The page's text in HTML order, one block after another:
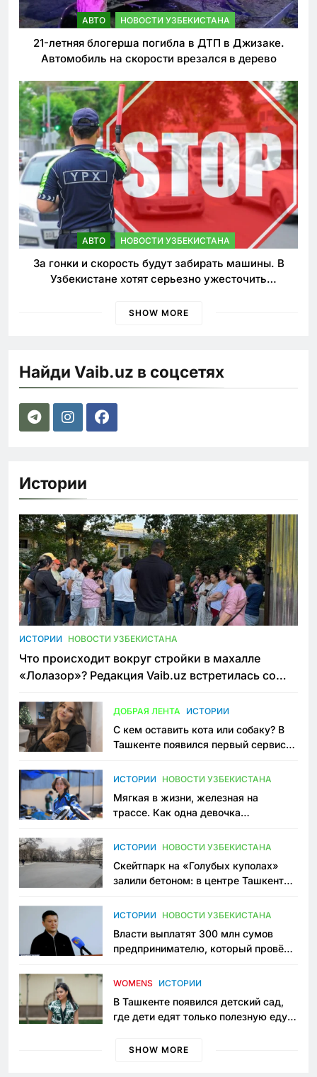
АВТО НОВОСТИ УЗБЕКИСТАНА
21-летняя блогерша погибла в ДТП в Джизаке.
Автомобиль на скорости врезался в дерево
АВТО НОВОСТИ УЗБЕКИСТАНА
За гонки и скорость будут забирать машины. В
Узбекистане хотят серьезно ужесточить
SHOW MORE
Найди Vaib.uz в соцсетях
Истории
ИСТОРИИ НОВОСТИ УЗБЕКИСТАНА
Что происходит вокруг стройки в махалле
«Лолазор»? Редакция Vaib.uz встретилась со
ДОБРАЯ ЛЕНТА ИСТОРИИ
С кем оставить кота или собаку? В
Ташкенте появился первый сервис
ИСТОРИИ НОВОСТИ УЗБЕКИСТАНА
Мягкая в жизни, железная на
трассе. Как одна девочка
Узбекистане
ИСТОРИИ НОВОСТИ УЗБЕКИСТАНА
Скейтпарк на «Голубых куполах»
залили бетоном: в центре Ташкента
пространство
ИСТОРИИ НОВОСТИ УЗБЕКИСТАНА
Власти выплатят 300 млн сумов
предпринимателю, который провёл
приговору
WOMENS ИСТОРИИ
В Ташкенте появился детский сад,
где дети едят только полезную еду.
просить «кашу без сахара»
SHOW MORE